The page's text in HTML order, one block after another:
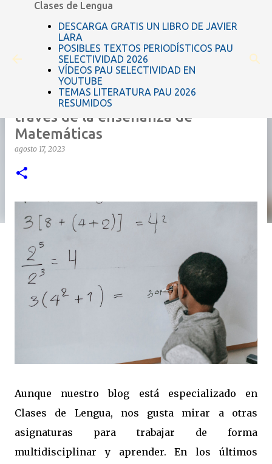
Clases de Lengua
DESCARGA GRATIS UN LIBRO DE JAVIER
LARA
POSIBLES TEXTOS PERIODÍSTICOS PAU
SELECTIVIDAD 2026
VÍDEOS PAU SELECTIVIDAD EN
YOUTUBE
TEMAS LITERATURA PAU 2026
RESUMIDOS
Impulsando el éxito estudiantil a
través de la enseñanza de
Matemáticas
agosto 17, 2023
Aunque nuestro blog está especializado en
Clases de Lengua, nos gusta mirar a otras
asignaturas para trabajar de forma
multidisciplinar y aprender. En los últimos